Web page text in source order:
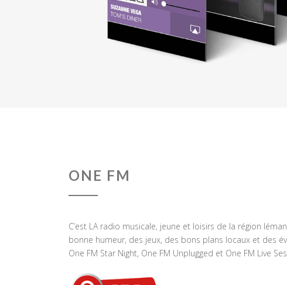
ONE FM
C’est LA radio musicale, jeune et loisirs de la région
bonne humeur, des jeux, des bons plans locaux et des
One FM Star Night, One FM Unplugged et One FM Live